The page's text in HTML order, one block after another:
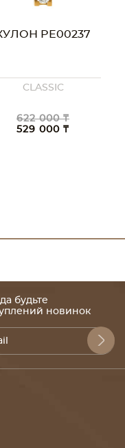
PE00237
CLASSIC
622 000 ₸
529 000 ₸
будьте
новинок